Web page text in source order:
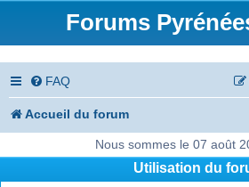
Forums
FAQ
Accueil du forum
Nous sommes le 07 août
Utilisation du